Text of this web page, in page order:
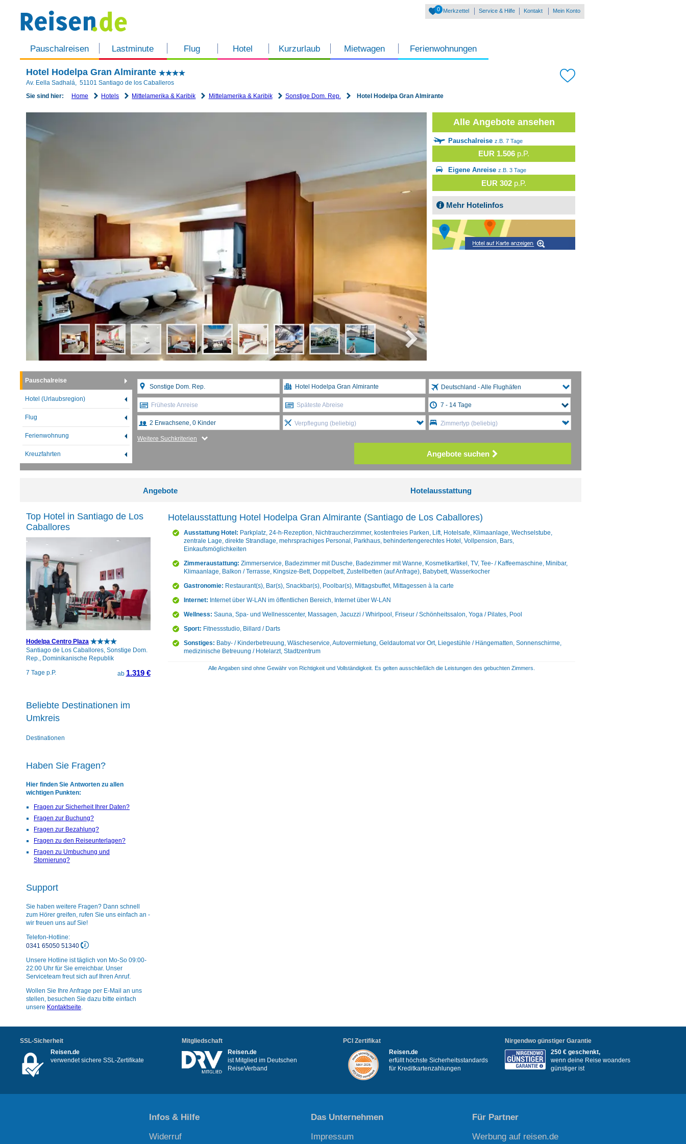
Pauschalreisen Lastminute Flug Hotel Kurzurlaub Mietwagen Ferienwohnungen
0 Merkzettel Service & Hilfe Kontakt Mein Konto
Hotel Hodelpa Gran Almirante
Av. Eella Sadhalá, 51101 Santiago de los Caballeros
Sie sind hier:
Home Hotels Mittelamerika & Karibik Mittelamerika & Karibik Sonstige Dom. Rep. Hotel Hodelpa Gran Almirante
Alle Angebote ansehen
Pauschalreise z.B. 7 Tage
EUR 1.506 p.P.
Eigene Anreise z.B. 3 Tage
EUR 302 p.P.
Mehr Hotelinfos
Pauschalreise
Hotel (Urlaubsregion)
Flug
Ferienwohnung
Kreuzfahrten
Deutschland - Alle Flughäfen
Früheste Anreise Späteste Abreise
Verpflegung (beliebig) Zimmertyp (beliebig)
Weitere Suchkriterien
Angebote suchen
Angebote Hotelausstattung
Hotelausstattung Hotel Hodelpa Gran Almirante (Santiago de Los Caballores)
Ausstattung Hotel: Parkplatz, 24-h-Rezeption, Nichtraucherzimmer, kostenfreies Parken, Lift, Hotelsafe, Klimaanlage, Wechselstube,
zentrale Lage, direkte Strandlage, mehrsprachiges Personal, Parkhaus, behindertengerechtes Hotel, Vollpension, Bars,
Einkaufsmöglichkeiten
Zimmeraustattung: Zimmerservice, Badezimmer mit Dusche, Badezimmer mit Wanne, Kosmetikartikel, TV, Tee- / Kaffeemaschine, Minibar,
Klimaanlage, Balkon / Terrasse, Kingsize-Bett, Doppelbett, Zustellbetten (auf Anfrage), Babybett, Wasserkocher
Gastronomie: Restaurant(s), Bar(s), Snackbar(s), Poolbar(s), Mittagsbuffet, Mittagessen à la carte
Internet: Internet über W-LAN im öffentlichen Bereich, Internet über W-LAN
Wellness: Sauna, Spa- und Wellnesscenter, Massagen, Jacuzzi / Whirlpool, Friseur / Schönheitssalon, Yoga / Pilates, Pool
Sport: Fitnessstudio, Billard / Darts
Sonstiges: Baby- / Kinderbetreuung, Wäscheservice, Autovermietung, Geldautomat vor Ort, Liegestühle / Hängematten, Sonnenschirme,
medizinische Betreuung / Hotelarzt, Stadtzentrum
Alle Angaben sind ohne Gewähr von Richtigkeit und Vollständigkeit. Es gelten ausschließlich die Leistungen des gebuchten Zimmers.
Top Hotel in Santiago de Los
Caballores
Hodelpa Centro Plaza
Santiago de Los Caballores, Sonstige Dom.
Rep., Dominikanische Republik
7 Tage p.P.
ab 1.319 €
Beliebte Destinationen im
Umkreis
Destinationen
Haben Sie Fragen?
Hier finden Sie Antworten zu allen
wichtigen Punkten:
Fragen zur Sicherheit Ihrer Daten?
Fragen zur Buchung?
Fragen zur Bezahlung?
Fragen zu den Reiseunterlagen?
Fragen zu Umbuchung und
Stornierung?
Support
Sie haben weitere Fragen? Dann schnell
zum Hörer greifen, rufen Sie uns einfach an -
wir freuen uns auf Sie!
Telefon-Hotline:
0341 65050 51340
Unsere Hotline ist täglich von Mo-So 09:00-
22:00 Uhr für Sie erreichbar. Unser
Serviceteam freut sich auf Ihren Anruf.
Wollen Sie Ihre Anfrage per E-Mail an uns
stellen, besuchen Sie dazu bitte einfach
unsere Kontaktseite.
SSL-Sicherheit
Reisen.de
verwendet sichere SSL-Zertifikate
Mitgliedschaft
Reisen.de
ist Mitglied im Deutschen
ReiseVerband
PCI Zertifikat
Reisen.de
erfüllt höchste Sicherheitsstandards
für Kreditkartenzahlungen
Nirgendwo günstiger Garantie
250 € geschenkt,
wenn deine Reise woanders
günstiger ist
Infos & Hilfe
Widerruf
Das Unternehmen
Impressum
Für Partner
Werbung auf reisen.de